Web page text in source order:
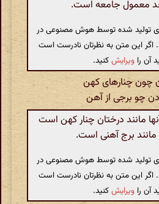
حد معمول جامعه است.
تولید شده توسط هوش مصنوعی در
اگر این متن به نظرتان نادرست است
آن را ویرایشکنید.
چنارهای کهن
چو برجی از آهن
مانند درختان چنار کهن است
برج آهنی است.
تولید شده توسط هوش مصنوعی در
اگر این متن به نظرتان نادرست است
آن را ویرایشکنید.